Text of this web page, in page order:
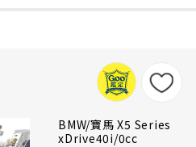
BMW/寶馬 X5 Series
xDrive40i/0cc